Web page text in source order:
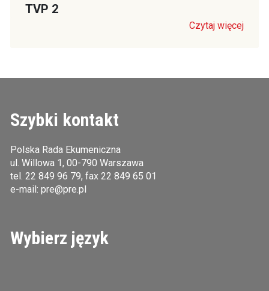
TVP 2
Czytaj więcej
Szybki kontakt
Polska Rada Ekumeniczna
ul. Willowa 1, 00-790 Warszawa
tel. 22 849 96 79, fax 22 849 65 01
e-mail: pre@pre.pl
Wybierz język